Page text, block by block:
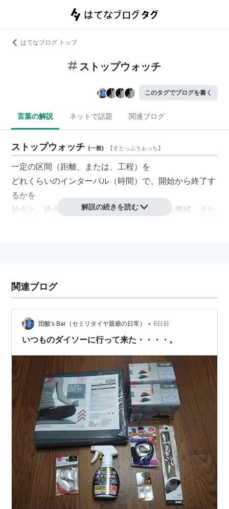
はてなブログ トップ
ストップウォッチ
このタグでブログを書く
言葉の解説 ネットで話題 関連ブログ
ストップウォッチ (一般) 【すとっぷうぉっち】
一定の区間（距離、または、工程）を
どれくらいのインターバル（時間）で、開始から終了す
るかを
始点と、終点を計ることによって、計測する機械、また
解説の続きを読む
関連ブログ
団酸’s Bar（セミリタイヤ親爺の日常） • 6日前
いつものダイソーに行って来た・・・・。